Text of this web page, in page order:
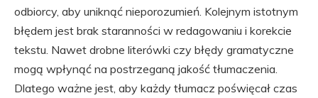
odbiorcy, aby uniknąć nieporozumień. Kolejnym istotnym
błędem jest brak staranności w redagowaniu i korekcie
tekstu. Nawet drobne literówki czy błędy gramatyczne
mogą wpłynąć na postrzeganą jakość tłumaczenia.
Dlatego ważne jest, aby każdy tłumacz poświęcał czas